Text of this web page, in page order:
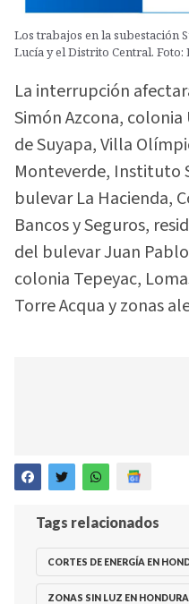
Los trabajos en la subestación
Lucía y el Distrito Central. Foto:
La interrupción
Simón Azcona,
de Suyapa, Villa
Monteverde, Instituto
bulevar La Hacienda,
Bancos y Seguros,
del bulevar Juan
colonia Tepeyac,
Torre Acqua y zonas
Tags relacionados
CORTES DE ENERGÍA EN
ZONAS SIN LUZ EN